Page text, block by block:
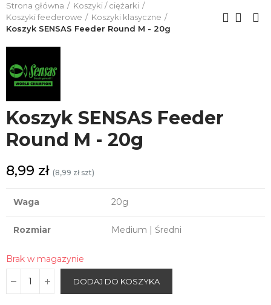
Strona główna
Koszyki / ciężarki
Koszyki feederowe
Koszyki klasyczne
Koszyk SENSAS Feeder Round M - 20g
Koszyk SENSAS Feeder
Round M - 20g
8,99 zł (8,99 zł szt)
Waga 20g
Rozmiar Medium | Średni
Brak w magazynie
DODAJ DO KOSZYKA